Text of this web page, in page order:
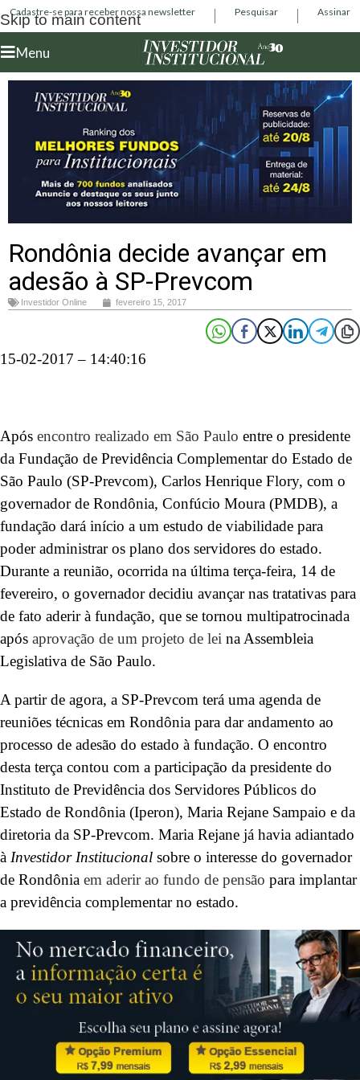
Skip to main content
Cadastre-se para receber nossa newsletter Pesquisar Assinar
Menu
Rondônia decide avançar em
adesão à SP-Prevcom
Investidor Online fevereiro 15, 2017
15-02-2017 – 14:40:16
Após encontro realizado em São Paulo entre o presidente
da Fundação de Previdência Complementar do Estado de
São Paulo (SP-Prevcom), Carlos Henrique Flory, com o
governador de Rondônia, Confúcio Moura (PMDB), a
fundação dará início a um estudo de viabilidade para
poder administrar os plano dos servidores do estado.
Durante a reunião, ocorrida na última terça-feira, 14 de
fevereiro, o governador decidiu avançar nas tratativas para
de fato aderir à fundação, que se tornou multipatrocinada
após aprovação de um projeto de lei na Assembleia
Legislativa de São Paulo.
A partir de agora, a SP-Prevcom terá uma agenda de
reuniões técnicas em Rondônia para dar andamento ao
processo de adesão do estado à fundação. O encontro
desta terça contou com a participação da presidente do
Instituto de Previdência dos Servidores Públicos do
Estado de Rondônia (Iperon), Maria Rejane Sampaio e da
diretoria da SP-Prevcom. Maria Rejane já havia adiantado
à Investidor Institucional sobre o interesse do governador
de Rondônia em aderir ao fundo de pensão para implantar
a previdência complementar no estado.